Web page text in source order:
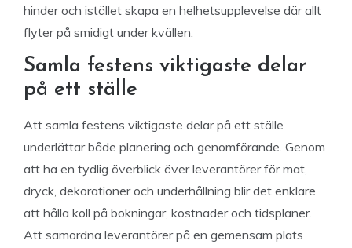
hinder och istället skapa en helhetsupplevelse där allt
flyter på smidigt under kvällen.
Samla festens viktigaste delar
på ett ställe
Att samla festens viktigaste delar på ett ställe
underlättar både planering och genomförande. Genom
att ha en tydlig överblick över leverantörer för mat,
dryck, dekorationer och underhållning blir det enklare
att hålla koll på bokningar, kostnader och tidsplaner.
Att samordna leverantörer på en gemensam plats